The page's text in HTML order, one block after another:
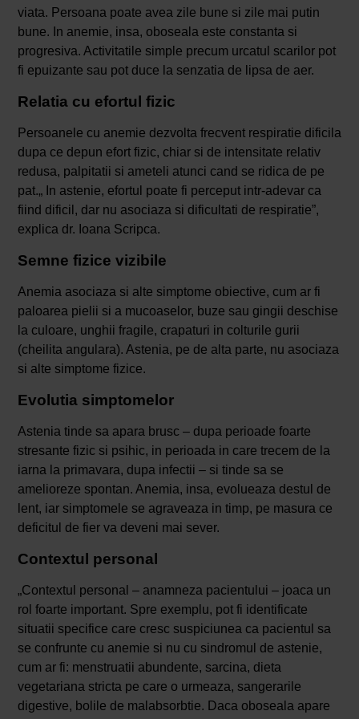
viata. Persoana poate avea zile bune si zile mai putin
bune. In anemie, insa, oboseala este constanta si
progresiva. Activitatile simple precum urcatul scarilor pot
fi epuizante sau pot duce la senzatia de lipsa de aer.
Relatia cu efortul fizic
Persoanele cu anemie dezvolta frecvent respiratie dificila
dupa ce depun efort fizic, chiar si de intensitate relativ
redusa, palpitatii si ameteli atunci cand se ridica de pe
pat.„ In astenie, efortul poate fi perceput intr-adevar ca
fiind dificil, dar nu asociaza si dificultati de respiratie”,
explica dr. Ioana Scripca.
Semne fizice vizibile
Anemia asociaza si alte simptome obiective, cum ar fi
paloarea pielii si a mucoaselor, buze sau gingii deschise
la culoare, unghii fragile, crapaturi in colturile gurii
(cheilita angulara). Astenia, pe de alta parte, nu asociaza
si alte simptome fizice.
Evolutia simptomelor
Astenia tinde sa apara brusc – dupa perioade foarte
stresante fizic si psihic, in perioada in care trecem de la
iarna la primavara, dupa infectii – si tinde sa se
amelioreze spontan. Anemia, insa, evolueaza destul de
lent, iar simptomele se agraveaza in timp, pe masura ce
deficitul de fier va deveni mai sever.
Contextul personal
„Contextul personal – anamneza pacientului – joaca un
rol foarte important. Spre exemplu, pot fi identificate
situatii specifice care cresc suspiciunea ca pacientul sa
se confrunte cu anemie si nu cu sindromul de astenie,
cum ar fi: menstruatii abundente, sarcina, dieta
vegetariana stricta pe care o urmeaza, sangerarile
digestive, bolile de malabsorbtie. Daca oboseala apare